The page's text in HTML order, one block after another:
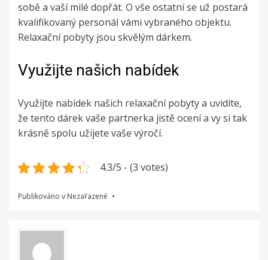
sobě a vaší milé dopřát. O vše ostatní se už postará
kvalifikovaný personál vámi vybraného objektu.
Relaxační pobyty jsou skvělým dárkem.
Využijte našich nabídek
Využijte nabídek našich relaxační pobytya uvidíte,
že tento dárek vaše partnerka jistě ocení a vy si tak
krásně spolu užijete vaše výročí.
4.3/5 - (3 votes)
Publikováno v Nezařazené